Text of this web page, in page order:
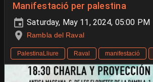
Manifestació per palestina
Saturday, May 11, 2024, 05:00 PM
Rambla del Raval
PalestinaLliure Raval manifestació